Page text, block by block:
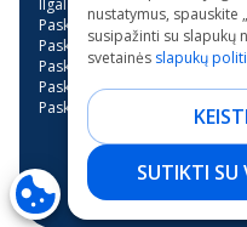
Ilgalaikės paskolos be užstato
Paskola su bendraskoliu
Paskola su verslo liudijimu
Paskola be pabrangimo
Paskola garažo įsirengimui
Paskola motociklui
nustatymus, spauskite
susipažinti su slapukų
svetainės slapukų
SUTIKTI SU